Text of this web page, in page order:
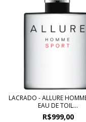
LACRADO - ALLURE
EAU DE TOIL...
R$999,00